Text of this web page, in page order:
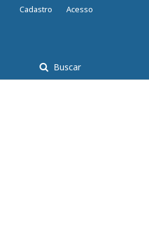
Buscar
Cadastro Acesso